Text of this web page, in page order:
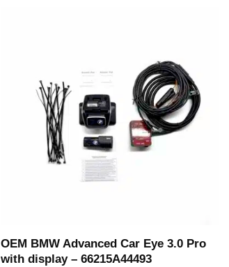
OEM BMW Advanced Car Eye 3.0 Pro
with display – 66215A44493